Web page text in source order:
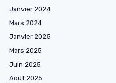
Janvier 2024
Mars 2024
Janvier 2025
Mars 2025
Juin 2025
Août 2025